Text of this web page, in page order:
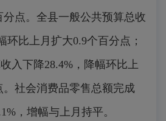
分点。全县一般公共预算总收
环比上月扩大0.9个百分点；
入下降28.4%，降幅环比上
。社会消费品零售总额完成
，增幅与上月持平。